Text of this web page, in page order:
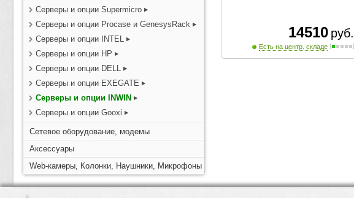
Серверы и опции Supermicro
Серверы и опции Procase и GenesysRack
Серверы и опции INTEL
Серверы и опции HP
Серверы и опции DELL
Серверы и опции EXEGATE
Серверы и опции INWIN
Серверы и опции Gooxi
Сетевое оборудование, модемы
Аксессуары
Web-камеры, Колонки, Наушники, Микрофоны
14510 руб.
Есть на центр. складе